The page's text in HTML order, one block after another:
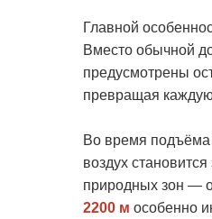
Главной
Вместо обычной
предусмотрены
превращая
Во время подъёма
воздух
природных зон —
2200 м особенно